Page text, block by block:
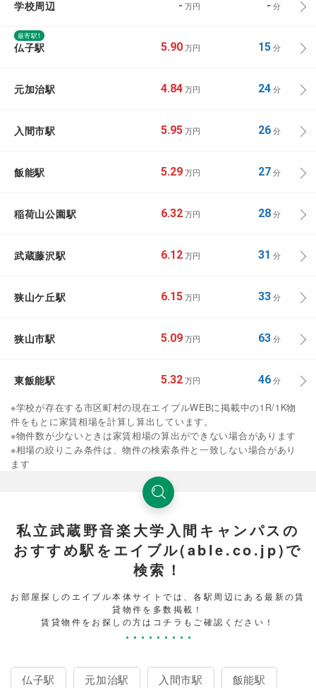
学校周辺 - 万円 - 分
最寄駅1
仏子駅 5.90 万円 15分
元加治駅 4.84 万円 24分
入間市駅 5.95 万円 26分
飯能駅 5.29 万円 27分
稲荷山公園駅 6.32 万円 28分
武蔵藤沢駅 6.12 万円 31 分
狭山ケ丘駅 6.15 万円 33分
狭山市駅 5.09 万円 63分
東飯能駅 5.32 万円 46分
※学校が存在する市区町村の現在エイブルWEBに掲載中の1R/1K物
件をもとに家賃相場を計算し算出しています。
※物件数が少ないときは家賃相場の算出ができない場合があります
※相場の絞りこみ条件は、物件の検索条件と一致しない場合があり
ます
私立武蔵野音楽大学入間キャンパスの
おすすめ駅をエイブル(able.co.jp)で
検索！
お部屋探しのエイブル本体サイトでは、各駅周辺にある最新の賃
貸物件を多数掲載！
賃貸物件をお探しの方はコチラもご確認ください！
仏子駅 元加治駅 入間市駅 飯能駅